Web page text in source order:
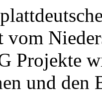
vom
Projekte
und den